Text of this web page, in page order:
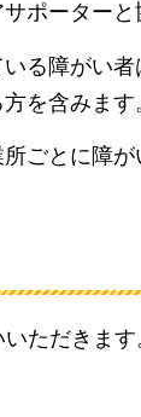
ポーターと
る障がい者
を含みます
ごとに障が
ただきます